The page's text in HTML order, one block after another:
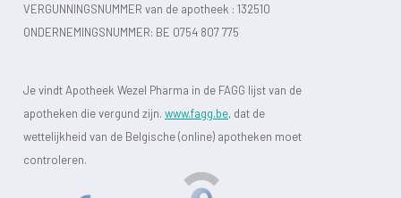
VERGUNNINGSNUMMER van de apotheek : 132510
ONDERNEMINGSNUMMER: BE 0754 807 775
Je vindt Apotheek Wezel Pharma in de FAGG lijst van de
apotheken die vergund zijn. www.fagg.be, dat de
wettelijkheid van de Belgische (online) apotheken moet
controleren.